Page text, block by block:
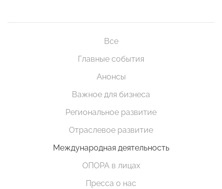
Все
Главные события
Анонсы
Важное для бизнеса
Региональное развитие
Отраслевое развитие
Международная деятельность
ОПОРА в лицах
Пресса о нас